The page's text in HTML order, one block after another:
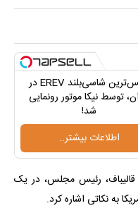
لوکس‌ترین شاسی‌بلند EREV در
توسط نیکا موتور رونمایی
شد!
اطلاعات بیشتر..
رئیس مجلس، در یک
به نکاتی اشاره کرد.